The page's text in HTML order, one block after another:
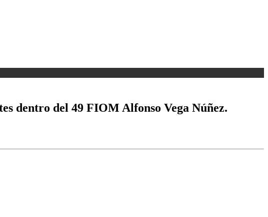
dentro del 49 FIOM Alfonso Vega Núñez.